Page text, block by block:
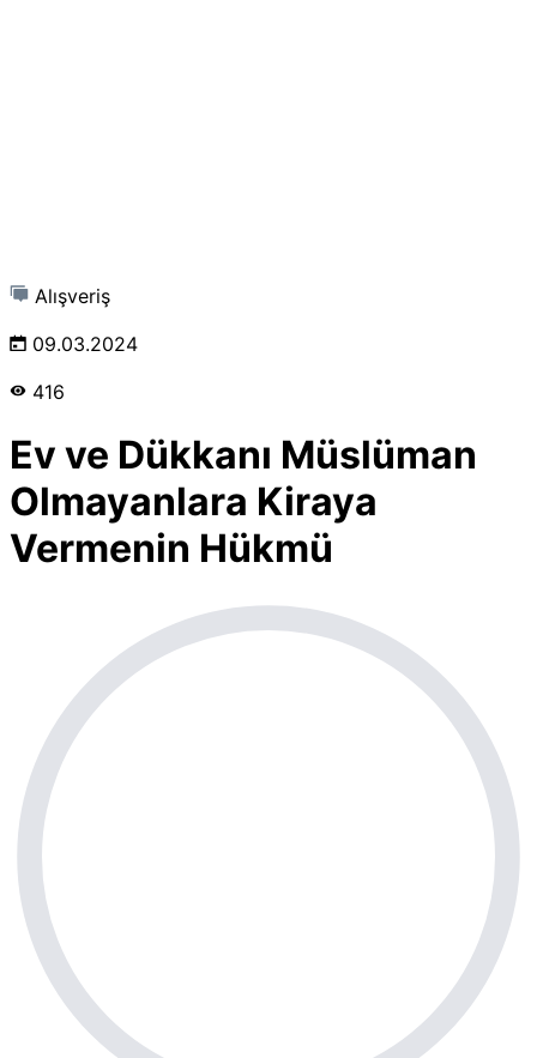
Alışveriş
09.03.2024
416
Ev ve Dükkanı Müslüman
Olmayanlara Kiraya
Vermenin Hükmü